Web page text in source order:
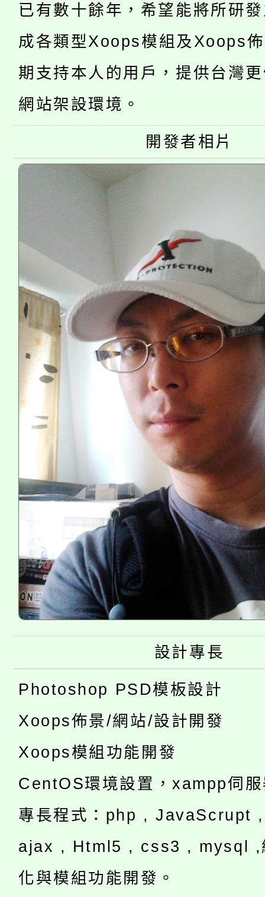
開!
115年桃園市運動會8/
田徑場及游泳池舉行。
桃園市低收入戶享有免
視費優惠，中低收入戶
半價優惠，詳情可洽有
大園自造教育及科技中
份教師增能研習
大溪自造教育及科技中
份教師研習
淨零綠生活教案入校路
會
115年食農教育專業人
已有數十餘年，希望能將所研
成各類型Xoops模組及Xoops
期支持本人的用戶，提供台灣
網站架設環境。
開發者相片
設計專長
Photoshop PSD模板設計
Xoops佈景/網站/設計開發
Xoops模組功能開發
CentOS環境設置，xampp伺
專長程式：php , JavaScrupt
ajax , Html5 , css3 , mysql ,
化與模組功能開發。